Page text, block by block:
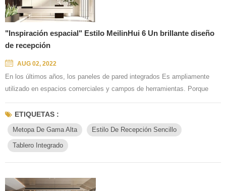
"Inspiración espacial" Estilo MeilinHui 6 Un brillante diseño
de recepción
AUG 02, 2022
En los últimos años, los paneles de pared integrados Es ampliamente
utilizado en espacios comerciales y campos de herramientas. Porque
puede satisfacer mejor el espacio comercial en el estilo de decoración y
modelar requisitos estéticos altos. Y moderno, simple, atmosférico, es la
pared de gama alta de Meilin hui Para permitir que el espacio comercial
transmita la experiencia estética. La recepció...
ETIQUETAS :
Metopa De Gama Alta Estilo De Recepción Sencillo
Tablero Integrado